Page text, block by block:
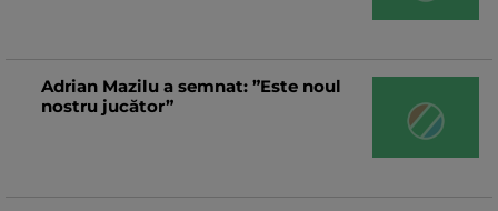
Marius Șumudică ajunge la Cluj în
Adrian Mazilu a semnat: ”Este noul
nostru jucător”